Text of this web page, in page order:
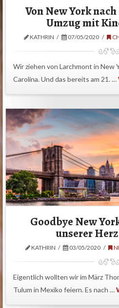
Von New York
Umzug mit
KATHRIN 07/05/2020
Wir ziehen von Larchmont in New
Carolina. Und das bereits am 21. …
Goodbye New
unserer
KATHRIN 03/05/2020
Eigentlich wollten wir im März
Tulum in Mexiko feiern. Es nach …